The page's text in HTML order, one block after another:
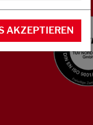
AKZEPTIEREN